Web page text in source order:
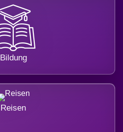
Bildung
Reisen